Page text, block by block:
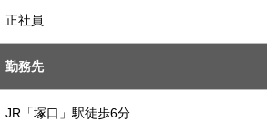
正社員
勤務先
JR「塚口」駅徒歩6分